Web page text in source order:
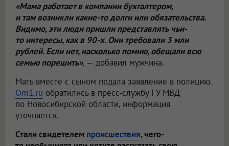
«Мама работает в компании бухгалтером,
и там возникли какие-то долги или обязательства.
Видимо, эти люди пришли представлять чьи-
то интересы, как в 90-х. Они требовали 3 млн
рублей. Если нет, насколько помню, обещали всю
семью порешить», — добавил мужчина.
Мать вместе с сыном подала заявление в полицию.
Om1.ru обратились в пресс-службу ГУ МВД
по Новосибирской области, информация
уточняется.
Стали свидетелем происшествия, чего-